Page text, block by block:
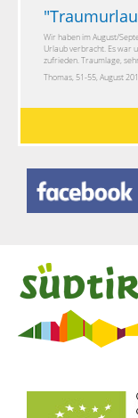
"
Wir haben im August/
Urlaub verbracht. Es war
zufrieden. Traumlage,
Thomas, 51-55, August